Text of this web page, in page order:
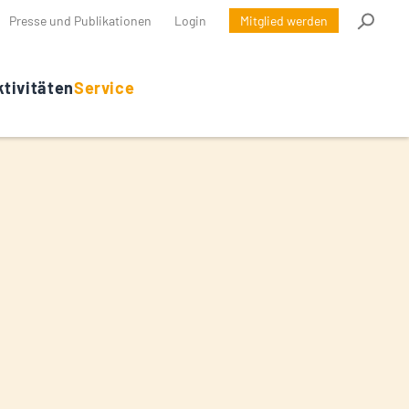
Presse und Publikationen Login Mitglied werden
Service